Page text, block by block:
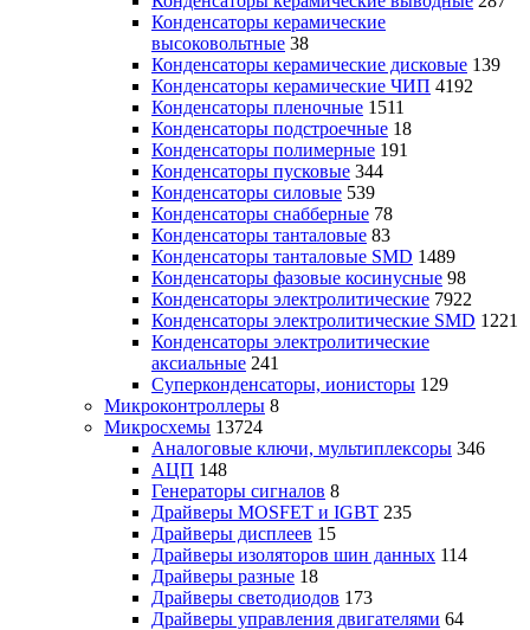
Конденсаторы керамические
высоковольтные 38
Конденсаторы керамические дисковые 139
Конденсаторы керамические ЧИП 4192
Конденсаторы пленочные 1511
Конденсаторы подстроечные 18
Конденсаторы полимерные 191
Конденсаторы пусковые 344
Конденсаторы силовые 539
Конденсаторы снабберные 78
Конденсаторы танталовые 83
Конденсаторы танталовые SMD 1489
Конденсаторы фазовые косинусные 98
Конденсаторы электролитические 7922
Конденсаторы электролитические SMD 1221
Конденсаторы электролитические
аксиальные 241
Суперконденсаторы, ионисторы 129
Микроконтроллеры 8
Микросхемы 13724
Аналоговые ключи, мультиплексоры 346
АЦП 148
Генераторы сигналов 8
Драйверы MOSFET и IGBT 235
Драйверы дисплеев 15
Драйверы изоляторов шин данных 114
Драйверы разные 18
Драйверы светодиодов 173
Драйверы управления двигателями 64